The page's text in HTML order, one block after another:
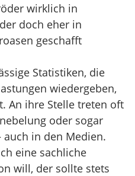
wirklich in
doch eher in
geschafft
Statistiken, die
wiedergeben,
An ihre Stelle treten oft
oder sogar
auch in den Medien.
eine sachliche
will, der sollte stets